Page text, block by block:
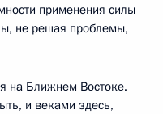
применения силы
не решая проблемы,
на Ближнем Востоке.
и веками здесь,